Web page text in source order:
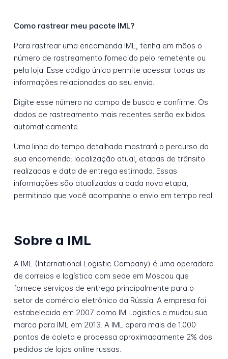
Como rastrear meu pacote IML?
Para rastrear uma encomenda IML, tenha em mãos o
número de rastreamento fornecido pelo remetente ou
pela loja. Esse código único permite acessar todas as
informações relacionadas ao seu envio.
Digite esse número no campo de busca e confirme. Os
dados de rastreamento mais recentes serão exibidos
automaticamente.
Uma linha do tempo detalhada mostrará o percurso da
sua encomenda: localização atual, etapas de trânsito
realizadas e data de entrega estimada. Essas
informações são atualizadas a cada nova etapa,
permitindo que você acompanhe o envio em tempo real.
Sobre a IML
A IML (International Logistic Company) é uma operadora
de correios e logística com sede em Moscou que
fornece serviços de entrega principalmente para o
setor de comércio eletrônico da Rússia. A empresa foi
estabelecida em 2007 como IM Logistics e mudou sua
marca para IML em 2013. A IML opera mais de 1.000
pontos de coleta e processa aproximadamente 2% dos
pedidos de lojas online russas.